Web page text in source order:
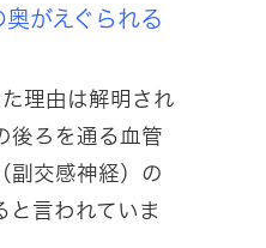
がえぐられる
理由は解明され
後ろを通る血管
副交感神経）の
と言われていま